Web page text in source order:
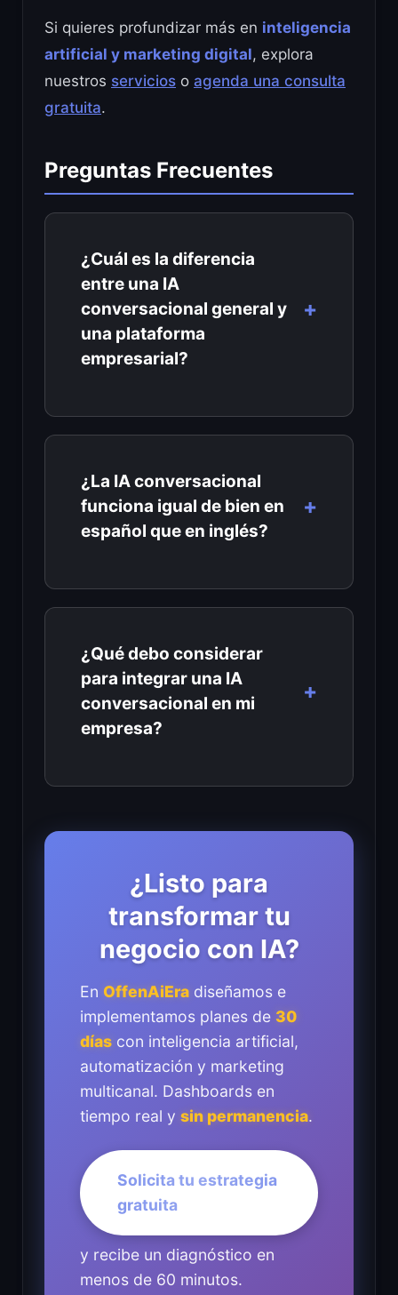
Si quieres profundizar más en inteligencia
artificial y marketing digital, explora
nuestros servicios o agenda una consulta
gratuita.
Preguntas Frecuentes
¿Cuál es la diferencia
entre una IA
conversacional general y
una plataforma
empresarial?
¿La IA conversacional
funciona igual de bien en
español que en inglés?
¿Qué debo considerar
para integrar una IA
conversacional en mi
empresa?
¿Listo para
transformar tu
negocio con IA?
En OffenAiEra diseñamos e
implementamos planes de 30
días con inteligencia artificial,
automatización y marketing
multicanal. Dashboards en
tiempo real y sin permanencia.
Solicita tu estrategia
gratuita
y recibe un diagnóstico en
menos de 60 minutos.